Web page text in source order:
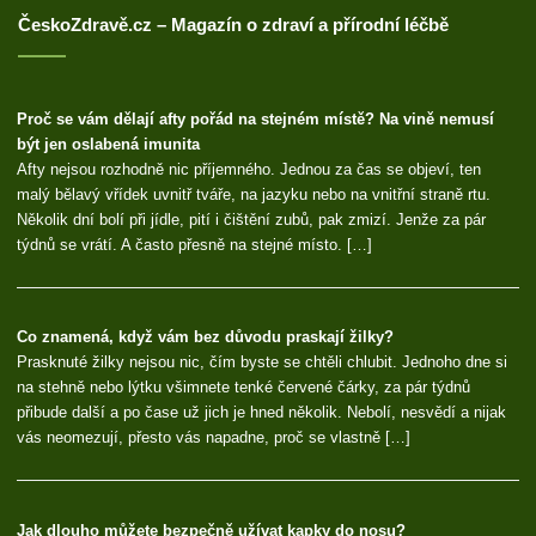
ČeskoZdravě.cz – Magazín o zdraví a přírodní léčbě
Proč se vám dělají afty pořád na stejném místě? Na vině nemusí
být jen oslabená imunita
Afty nejsou rozhodně nic příjemného. Jednou za čas se objeví, ten
malý bělavý vřídek uvnitř tváře, na jazyku nebo na vnitřní straně rtu.
Několik dní bolí při jídle, pití i čištění zubů, pak zmizí. Jenže za pár
týdnů se vrátí. A často přesně na stejné místo. […]
Co znamená, když vám bez důvodu praskají žilky?
Prasknuté žilky nejsou nic, čím byste se chtěli chlubit. Jednoho dne si
na stehně nebo lýtku všimnete tenké červené čárky, za pár týdnů
přibude další a po čase už jich je hned několik. Nebolí, nesvědí a nijak
vás neomezují, přesto vás napadne, proč se vlastně […]
Jak dlouho můžete bezpečně užívat kapky do nosu?